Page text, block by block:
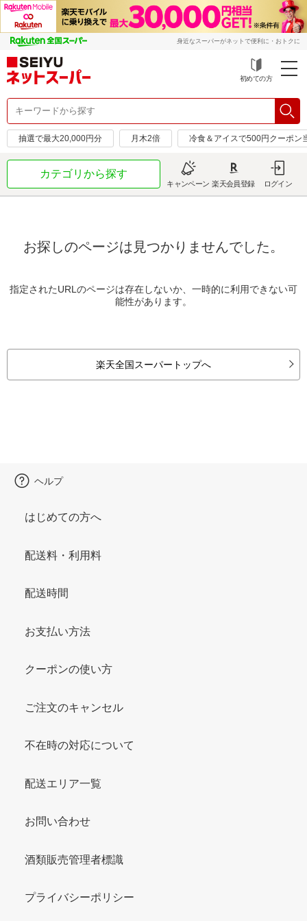
身近なスーパーがネットで便利に・おトクに
初めての方
抽選で最大20,000円分 月木2倍 冷食＆アイスで500円クーポン
カテゴリから探す
キャンペーン 楽天会員登録 ログイン
お探しのページは見つかりませんでした。
指定されたURLのページは存在しないか、一時的に利用できない可
能性があります。
楽天全国スーパートップへ
ヘルプ
はじめての方へ
配送料・利用料
配送時間
お支払い方法
クーポンの使い方
ご注文のキャンセル
不在時の対応について
配送エリア一覧
お問い合わせ
酒類販売管理者標識
プライバシーポリシー